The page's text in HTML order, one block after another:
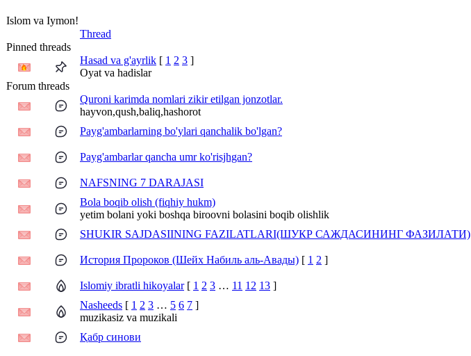
Islom va Iymon!
Thread
Pinned threads
Hasad va g'ayrlik [ 1 2 3 ]
Oyat va hadislar
Forum threads
Quroni karimda nomlari zikir etilgan jonzotlar.
hayvon,qush,baliq,hashorot
Payg'ambarlarning bo'ylari qanchalik bo'lgan?
Payg'ambarlar qancha umr ko'risjhgan?
NAFSNING 7 DARAJASI
Bola boqib olish (fiqhiy hukm)
yetim bolani yoki boshqa biroovni bolasini boqib olishlik
SHUKIR SAJDASIINING FAZILATLARI(ШУКР САЖДАСИНИНГ ФАЗИЛАТИ)
История Пророков (Шейх Набиль аль-Авады) [ 1 2 ]
Islomiy ibratli hikoyalar [ 1 2 3 … 11 12 13 ]
Nasheeds [ 1 2 3 … 5 6 7 ]
muzikasiz va muzikali
Қабр синови